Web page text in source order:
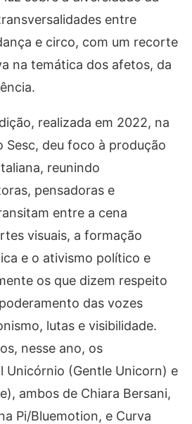
entre
e circo, com um recorte
na temática dos afetos, da
realizada em 2022, na
Sesc, deu foco à produção
reunindo
pensadoras e
entre a cena
visuais, a formação
e o ativismo político e
os que dizem respeito
das vozes
lutas e visibilidade.
nesse ano, os
Unicórnio (Gentle Unicorn) e
ambos de Chiara Bersani,
Pi/Bluemotion, e Curva